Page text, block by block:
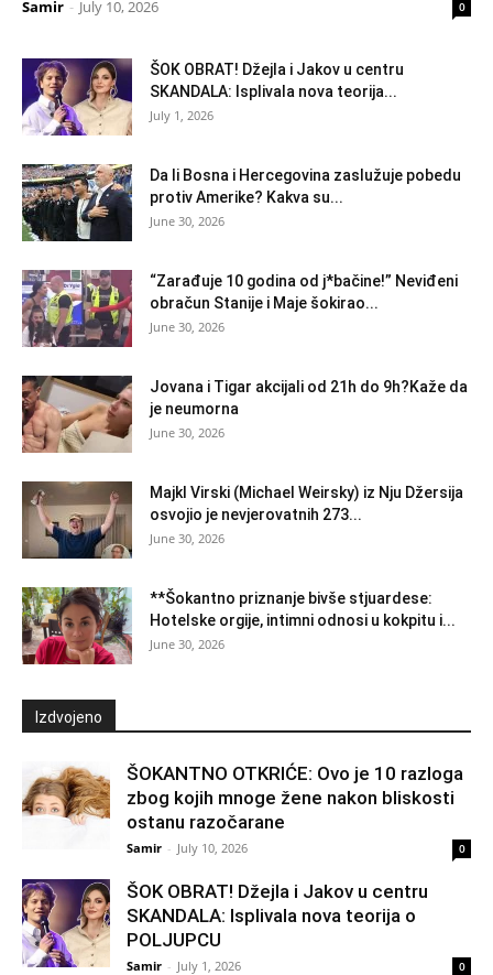
Samir - July 10, 2026 0
ŠOK OBRAT! Džejla i Jakov u centru
SKANDALA: Isplivala nova teorija...
July 1, 2026
Da li Bosna i Hercegovina zaslužuje pobedu
protiv Amerike? Kakva su...
June 30, 2026
“Zarađuje 10 godina od j*bačine!” Neviđeni
obračun Stanije i Maje šokirao...
June 30, 2026
Jovana i Tigar akcijali od 21h do 9h?Kaže da
je neumorna
June 30, 2026
Majkl Virski (Michael Weirsky) iz Nju Džersija
osvojio je nevjerovatnih 273...
June 30, 2026
**Šokantno priznanje bivše stjuardese:
Hotelske orgije, intimni odnosi u kokpitu i...
June 30, 2026
Izdvojeno
ŠOKANTNO OTKRIĆE: Ovo je 10 razloga
zbog kojih mnoge žene nakon bliskosti
ostanu razočarane
Samir - July 10, 2026 0
ŠOK OBRAT! Džejla i Jakov u centru
SKANDALA: Isplivala nova teorija o
POLJUPCU
Samir - July 1, 2026 0